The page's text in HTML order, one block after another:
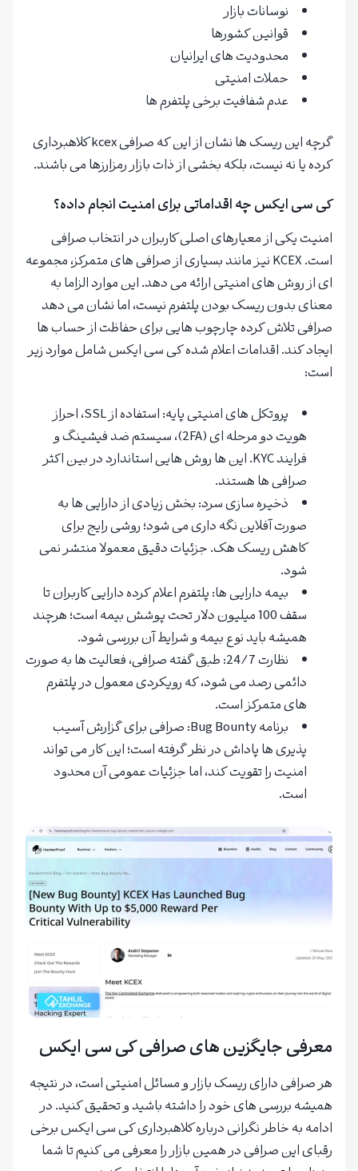
نوسانات بازار
قوانین کشورها
محدودیت های ایرانیان
حملات امنیتی
عدم شفافیت برخی پلتفرم ها
گرچه این ریسک ها نشان از این که صرافی kcex کلاهبرداری
کرده یا نه نیست، بلکه بخشی از ذات بازار رمزارزها می باشند.
کی سی ایکس چه اقداماتی برای امنیت انجام داده؟
امنیت یکی از معیارهای اصلی کاربران در انتخاب صرافی
است. KCEX نیز مانند بسیاری از صرافی های متمرکز، مجموعه
ای از روش های امنیتی ارائه می دهد. این موارد الزاما به
معنای بدون ریسک بودن پلتفرم نیست، اما نشان می دهد
صرافی تلاش کرده چارچوب هایی برای حفاظت از حساب ها
ایجاد کند. اقدامات اعلام شده کی سی ایکس شامل موارد زیر
است:
پروتکل های امنیتی پایه: استفاده از SSL، احراز
هویت دو مرحله ای (2FA)، سیستم ضد فیشینگ و
فرایند KYC. این ها روش هایی استاندارد در بین اکثر
صرافی ها هستند.
ذخیره سازی سرد: بخش زیادی از دارایی ها به
صورت آفلاین نگه داری می شود؛ روشی رایج برای
کاهش ریسک هک. جزئیات دقیق معمولا منتشر نمی
شود.
بیمه دارایی ها: پلتفرم اعلام کرده دارایی کاربران تا
سقف 100 میلیون دلار تحت پوشش بیمه است؛ هرچند
همیشه باید نوع بیمه و شرایط آن بررسی شود.
نظارت 24/7: طبق گفته صرافی، فعالیت ها به صورت
دائمی رصد می شود، که رویکردی معمول در پلتفرم
های متمرکز است.
برنامه Bug Bounty: صرافی برای گزارش آسیب
پذیری ها پاداش در نظر گرفته است؛ این کار می تواند
امنیت را تقویت کند، اما جزئیات عمومی آن محدود
است.
معرفی جایگزین های صرافی کی سی ایکس
هر صرافی دارای ریسک بازار و مسائل امنیتی است، در نتیجه
همیشه بررسی های خود را داشته باشید و تحقیق کنید. در
ادامه به خاطر نگرانی درباره کلاهبرداری کی سی ایکس برخی
رقبای این صرافی در همین بازار را معرفی می کنیم تا شما